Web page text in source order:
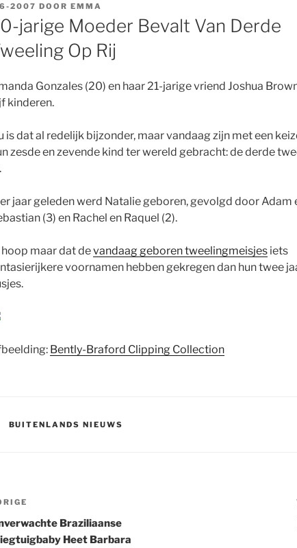
2007 DOOR EMMA
jarige Moeder Bevalt Van Derde
Op Rij
Gonzales (20) en haar 21-jarige vriend Joshua
kinderen.
is dat al redelijk bijzonder, maar vandaag zijn met een
zesde en zevende kind ter wereld gebracht: de derde
jaar geleden werd Natalie geboren, gevolgd door Adam
(3) en Rachel en Raquel (2).
hoop maar dat devandaag geboren tweelingmeisjes iets
voornamen hebben gekregen dan hun twee
Bently-Braford Clipping Collection
CATEGORIEËN
BUITENLANDS NIEUWS
Braziliaanse
Heet Barbara